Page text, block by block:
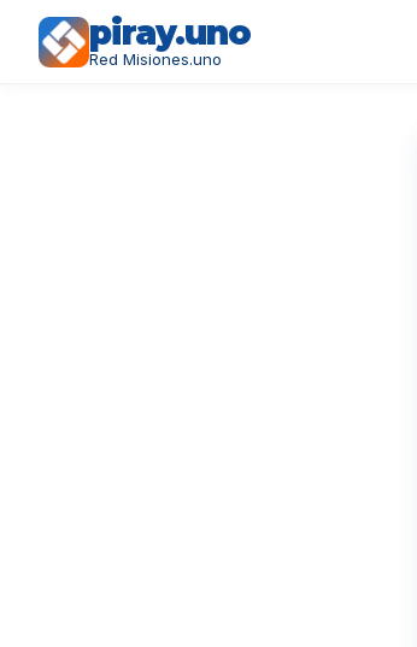
piray.uno
Red Misiones.uno